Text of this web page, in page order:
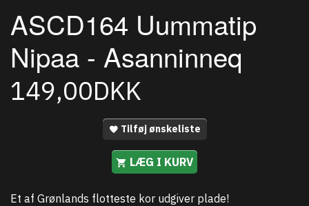
ASCD164 Uummatip
Nipaa - Asanninneq
149,00DKK
Tilføj ønskeliste
LÆG I KURV
Et af Grønlands flotteste kor udgiver plade!